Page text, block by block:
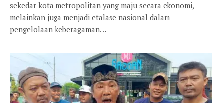
sekedar kota metropolitan yang maju secara ekonomi,
melainkan juga menjadi etalase nasional dalam
pengelolaan keberagaman…